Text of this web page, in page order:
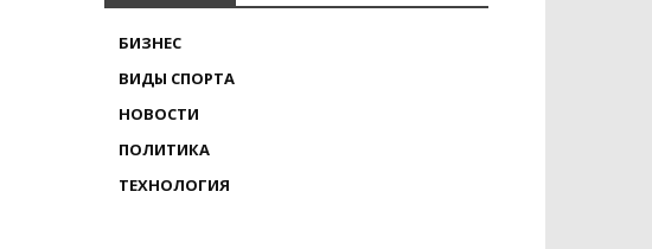
БИЗНЕС
ВИДЫ СПОРТА
НОВОСТИ
ПОЛИТИКА
ТЕХНОЛОГИЯ